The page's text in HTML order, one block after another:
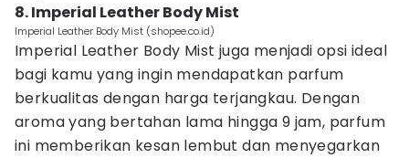
8. Imperial Leather Body Mist
Imperial Leather Body Mist (shopee.co.id)
Imperial Leather Body Mist juga menjadi opsi ideal
bagi kamu yang ingin mendapatkan parfum
berkualitas dengan harga terjangkau. Dengan
aroma yang bertahan lama hingga 9 jam, parfum
ini memberikan kesan lembut dan menyegarkan